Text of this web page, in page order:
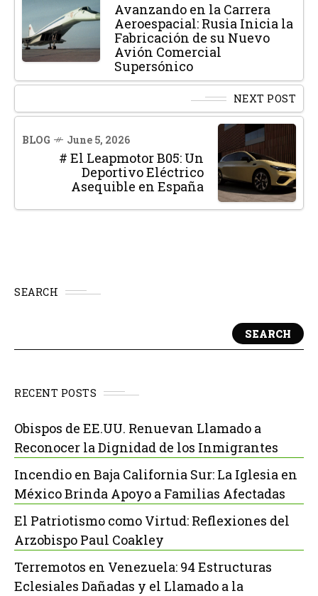
Avanzando en la Carrera
Aeroespacial: Rusia Inicia la
Fabricación de su Nuevo
Avión Comercial
Supersónico
NEXT POST
BLOG June 5, 2026
# El Leapmotor B05: Un
Deportivo Eléctrico
Asequible en España
SEARCH
SEARCH
RECENT POSTS
Obispos de EE.UU. Renuevan Llamado a
Reconocer la Dignidad de los Inmigrantes
Incendio en Baja California Sur: La Iglesia en
México Brinda Apoyo a Familias Afectadas
El Patriotismo como Virtud: Reflexiones del
Arzobispo Paul Coakley
Terremotos en Venezuela: 94 Estructuras
Eclesiales Dañadas y el Llamado a la